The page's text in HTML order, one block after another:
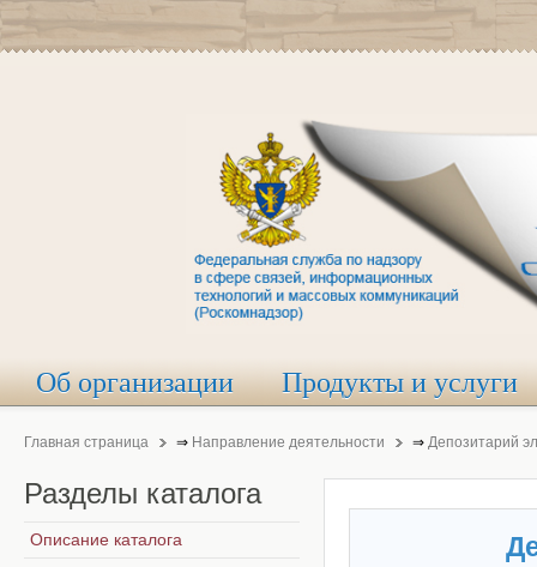
Об организации Продукты и услуги
Главная страница ⇒ Направление деятельности ⇒ Депозитарий
Разделы каталога
Описание каталога